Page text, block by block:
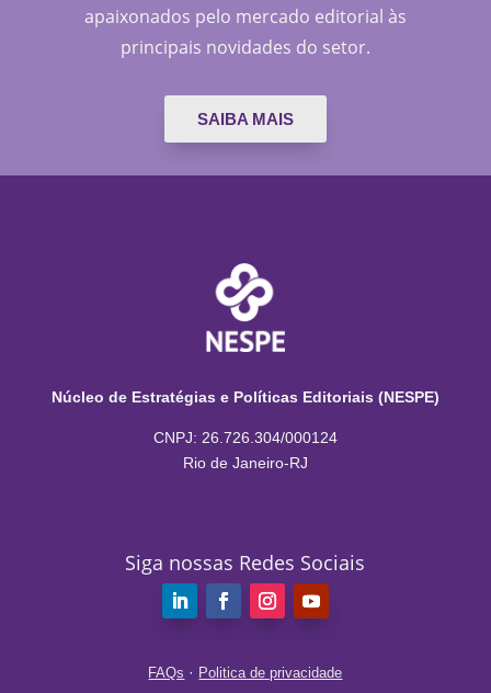
apaixonados pelo mercado editorial às
principais novidades do setor.
SAIBA MAIS
Núcleo de Estratégias e Políticas Editoriais (NESPE)
CNPJ: 26.726.304/000124
Rio de Janeiro-RJ
Siga nossas Redes Sociais
FAQs · Politica de privacidade